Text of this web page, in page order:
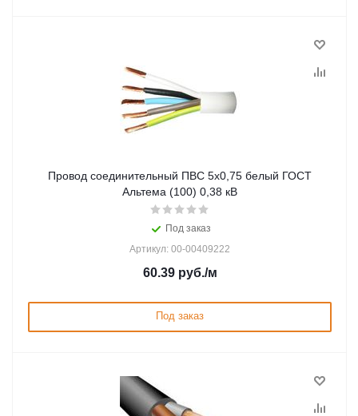
Провод соединительный ПВС 5х0,75 белый ГОСТ
Альтема (100) 0,38 кВ
Под заказ
Артикул: 00-00409222
60.39руб./м
Под заказ